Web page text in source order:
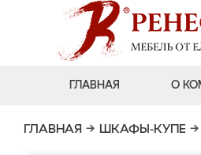
ГЛАВНАЯ О
ГЛАВНАЯ → ШКАФЫ-КУПЕ →